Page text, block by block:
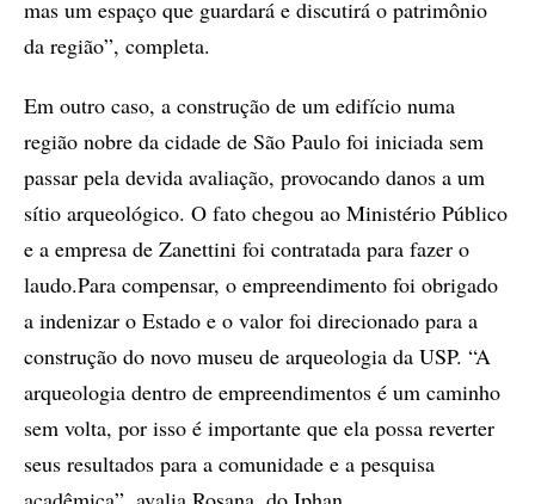
mas um espaço que guardará e discutirá o patrimônio
da região”, completa.
Em outro caso, a construção de um edifício numa
região nobre da cidade de São Paulo foi iniciada sem
passar pela devida avaliação, provocando danos a um
sítio arqueológico. O fato chegou ao Ministério Público
e a empresa de Zanettini foi contratada para fazer o
laudo.Para compensar, o empreendimento foi obrigado
a indenizar o Estado e o valor foi direcionado para a
construção do novo museu de arqueologia da USP. “A
arqueologia dentro de empreendimentos é um caminho
sem volta, por isso é importante que ela possa reverter
seus resultados para a comunidade e a pesquisa